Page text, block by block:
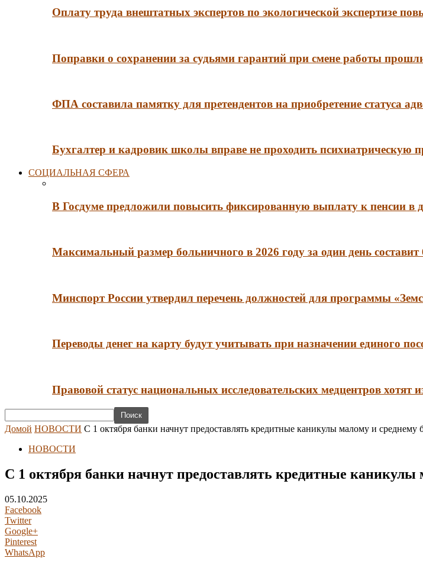
Оплату труда внештатных экспертов по экологической экспертизе
Поправки о сохранении за судьями гарантий при смене работы
ФПА составила памятку для претендентов на приобретение статуса
Бухгалтер и кадровик школы вправе не проходить психиатрическую
СОЦИАЛЬНАЯ СФЕРА
В Госдуме предложили повысить фиксированную выплату к пенсии в
Максимальный размер больничного в 2026 году за один день
Минспорт России утвердил перечень должностей для программы
Переводы денег на карту будут учитывать при назначении единого
Правовой статус национальных исследовательских медцентров хотят
Домой НОВОСТИ С 1 октября банки начнут предоставлять кредитные каникулы малому и среднему
НОВОСТИ
С 1 октября банки начнут предоставлять кредитные каникулы
05.10.2025
Facebook
Twitter
Google+
Pinterest
WhatsApp